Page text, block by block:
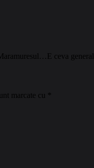
ceva general.
marcate cu